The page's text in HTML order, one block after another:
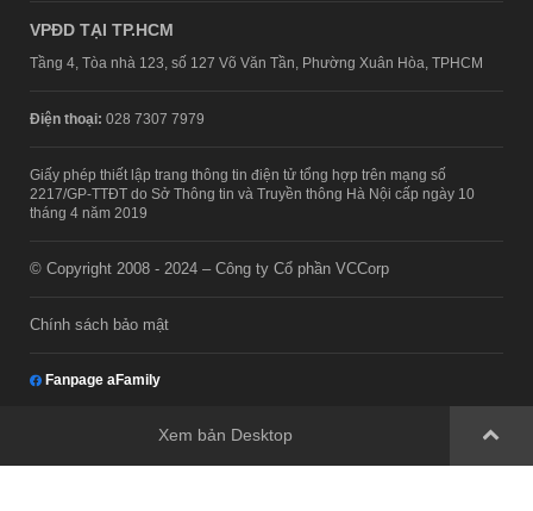
VPĐD TẠI TP.HCM
Tầng 4, Tòa nhà 123, số 127 Võ Văn Tần, Phường Xuân Hòa, TPHCM
Điện thoại: 028 7307 7979
Giấy phép thiết lập trang thông tin điện tử tổng hợp trên mạng số
2217/GP-TTĐT do Sở Thông tin và Truyền thông Hà Nội cấp ngày 10
tháng 4 năm 2019
© Copyright 2008 - 2024 – Công ty Cổ phần VCCorp
Chính sách bảo mật
Fanpage aFamily
Xem bản Desktop